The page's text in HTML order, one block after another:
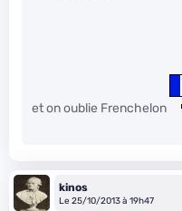
et on oublie Frenchelon
kinos
Le 25/10/2013 à 19h47